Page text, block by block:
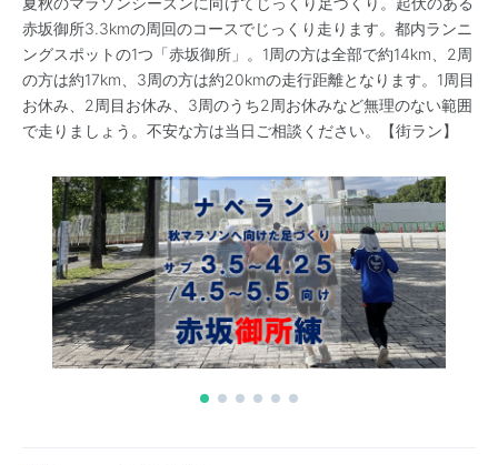
赤坂御所3.3kmの周回のコースでじっくり走ります。都内ランニ
ングスポットの1つ「赤坂御所」。1周の方は全部で約14km、2周
の方は約17km、3周の方は約20kmの走行距離となります。1周目
お休み、2周目お休み、3周のうち2周お休みなど無理のない範囲
で走りましょう。不安な方は当日ご相談ください。【街ラン】